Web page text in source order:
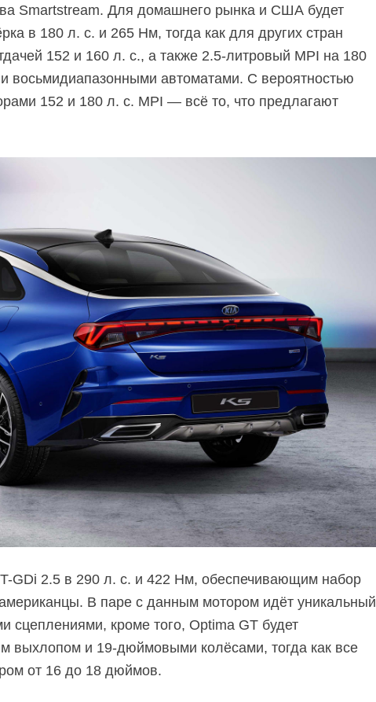
Smartstream. Для домашнего рынка и США будет
в 180 л. с. и 265 Нм, тогда как для других стран
152 и 160 л. с., а также 2.5-литровый MPI на 180
восьмидиапазонными автоматами. С вероятностью
152 и 180 л. с. MPI — всё то, что предлагают
GDi 2.5 в 290 л. с. и 422 Нм, обеспечивающим набор
В паре с данным мотором идёт уникальный
сцеплениями, кроме того, Optima GT будет
выхлопом и 19-дюймовыми колёсами, тогда как все
от 16 до 18 дюймов.